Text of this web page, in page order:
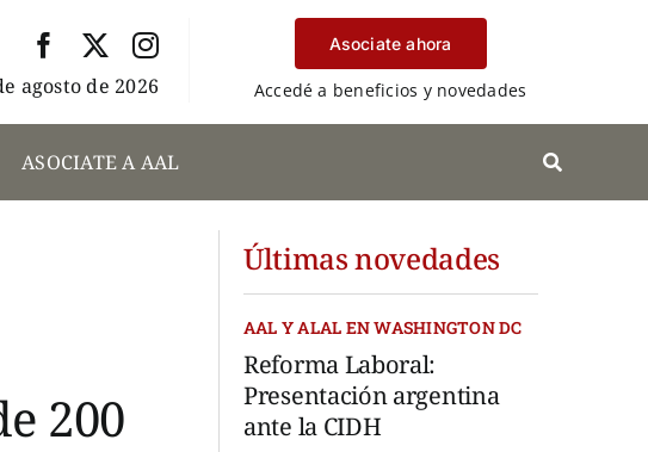
agosto de 2026
Asociate ahora
Accedé a beneficios y novedades
ASOCIATE A AAL
200
Últimas novedades
AAL Y ALAL EN WASHINGTON DC
Reforma Laboral:
Presentación argentina
ante la CIDH